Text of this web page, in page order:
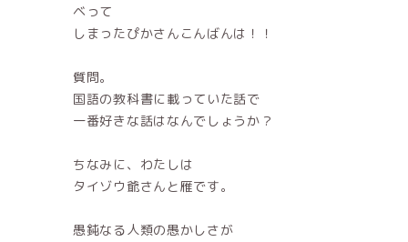
ベって
しまったぴかさんこんばんは！！
質問。
国語の教科書に載っていた話で
一番好きな話はなんでしょうか？
ちなみに、わたしは
タイゾウ爺さんと雁です。
愚鈍なる人類の愚かしさが